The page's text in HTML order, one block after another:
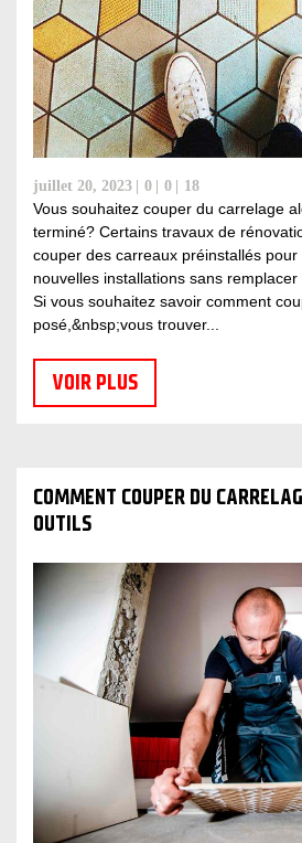
juillet 20, 2023 0 0 18
Vous souhaitez couper du carrelage
terminé? Certains travaux de
couper des carreaux préinstallés
nouvelles installations sans remplacer
Si vous souhaitez savoir comment
posé,&nbsp;vous trouver...
VOIR PLUS
COMMENT COUPER DU
OUTILS